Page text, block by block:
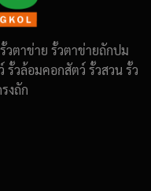
วตาข่าย รั้วตาข่ายถักปม
วล้อมคอกสัตว์ รั้วสวน รั้ว
งถัก